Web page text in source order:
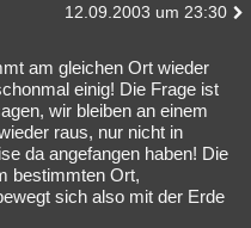
12.09.2003 um 23:30
am gleichen Ort wieder
einig! Die Frage ist
wir bleiben an einem
raus, nur nicht in
da angefangen haben! Die
bestimmten Ort,
sich also mit der Erde